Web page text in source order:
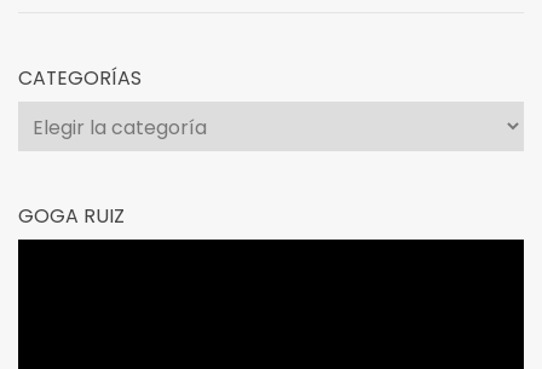
CATEGORÍAS
Categorías
GOGA RUIZ